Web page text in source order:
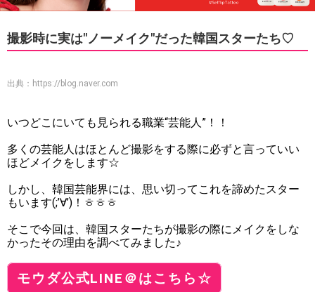
撮影時に実は"ノーメイク"だった韓国スターたち♡
出典： https://blog.naver.com
いつどこにいても見られる職業“芸能人”！！
多くの芸能人はほとんど撮影をする際に必ずと言っていい
ほどメイクをします☆
しかし、韓国芸能界には、思い切ってこれを諦めたスター
もいます(;’∀’)！ㅎㅎㅎ
そこで今回は、韓国スターたちが撮影の際にメイクをしな
かったその理由を調べてみました♪
モウダ公式LINE＠はこちら☆